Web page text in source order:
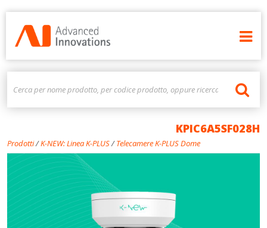
Prodotti/K-NEW: Linea K-PLUS/Telecamere K-PLUS Dome
KPIC6A5SF028H